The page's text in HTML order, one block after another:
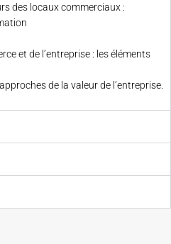
des locaux commerciaux :
et de l’entreprise : les éléments
de la valeur de l’entreprise.